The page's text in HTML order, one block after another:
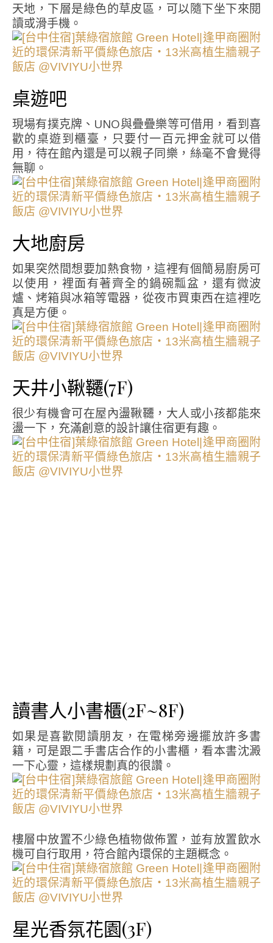
天地，下層是綠色的草皮區，可以隨下坐下來閱
讀或滑手機。
桌遊吧
現場有撲克牌、UNO與疊疊樂等可借用，看到喜
歡的桌遊到櫃臺，只要付一百元押金就可以借
用，待在館內還是可以親子同樂，絲毫不會覺得
無聊。
大地廚房
如果突然間想要加熱食物，這裡有個簡易廚房可
以使用，裡面有著齊全的鍋碗瓢盆，還有微波
爐、烤箱與冰箱等電器，從夜市買東西在這裡吃
真是方便。
天井小鞦韆(7F)
很少有機會可在屋內盪鞦韆，大人或小孩都能來
盪一下，充滿創意的設計讓住宿更有趣。
讀書人小書櫃(2F~8F)
如果是喜歡閱讀朋友，在電梯旁邊擺放許多書
籍，可是跟二手書店合作的小書櫃，看本書沈澱
一下心靈，這樣規劃真的很讚。
樓層中放置不少綠色植物做佈置，並有放置飲水
機可自行取用，符合館內環保的主題概念。
星光香氛花園(3F)